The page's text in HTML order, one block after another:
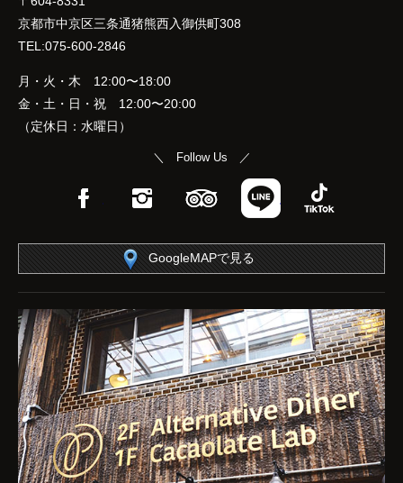
京都市中京区三条通猪熊西入御供町308
TEL:075-600-2846
月・火・木 12:00〜18:00
金・土・日・祝 12:00〜20:00
（定休日：水曜日）
＼ Follow Us ／
FacebookInstagramTripAdvisor
LINE
GoogleMAPで見る